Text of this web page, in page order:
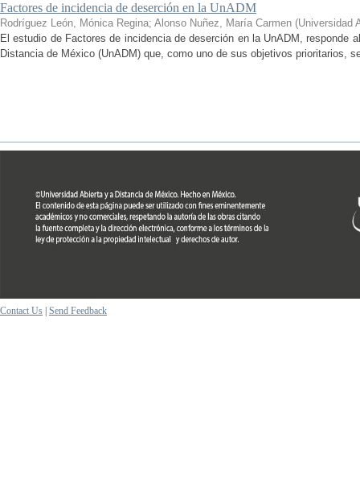
Factores de incidencia de deserción en la UnADM
Rodríguez León, Mónica Regina; Alonso Nuñez, María Carmen (Universidad
El estudio de Factores de incidencia de deserción en la UnADM, responde
Distancia de México (UnADM) que, como uno de sus objetivos prioritarios,
Contact Us Send Feedback